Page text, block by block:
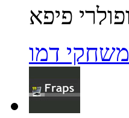
משחקי דמו